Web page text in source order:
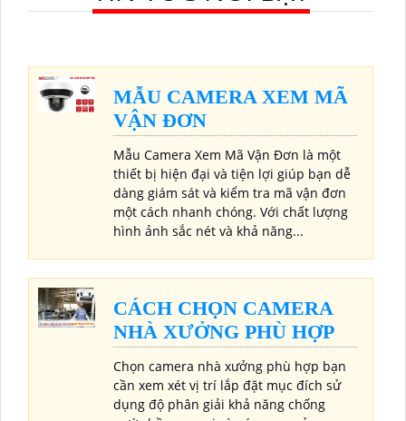
MẪU CAMERA XEM MÃ
VẬN ĐƠN
Mẫu Camera Xem Mã Vận Đơn là một
thiết bị hiện đại và tiện lợi giúp bạn dễ
dàng giám sát và kiểm tra mã vận đơn
một cách nhanh chóng. Với chất lượng
hình ảnh sắc nét và khả năng...
CÁCH CHỌN CAMERA
NHÀ XƯỞNG PHÙ HỢP
Chọn camera nhà xưởng phù hợp bạn
cần xem xét vị trí lắp đặt mục đích sử
dụng độ phân giải khả năng chống